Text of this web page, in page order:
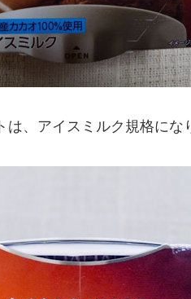
は、アイスミルク規格にな